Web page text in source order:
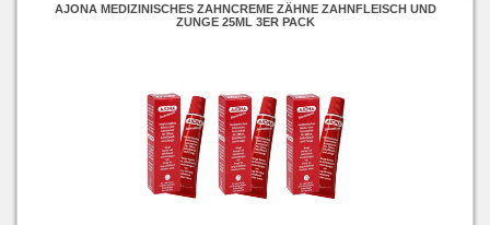
AJONA MEDIZINISCHES ZAHNCREME ZÄHNE ZAHNFLEISCH UND
ZUNGE 25ML 3ER PACK